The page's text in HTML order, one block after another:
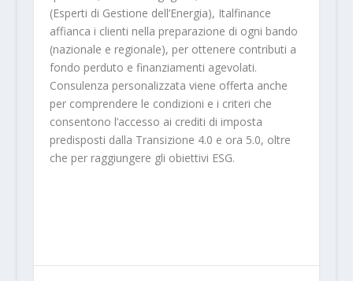
(Esperti di Gestione dell’Energia), Italfinance
affianca i clienti nella preparazione di ogni bando
(nazionale e regionale), per ottenere contributi a
fondo perduto e finanziamenti agevolati.
Consulenza personalizzata viene offerta anche
per comprendere le condizioni e i criteri che
consentono l’accesso ai crediti di imposta
predisposti dalla Transizione 4.0 e ora 5.0, oltre
che per raggiungere gli obiettivi ESG.